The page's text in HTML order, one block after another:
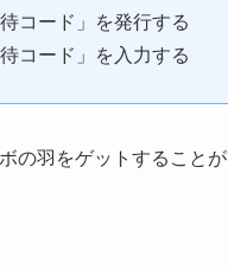
コード」を発行する
コード」を入力する
の羽をゲットすることが